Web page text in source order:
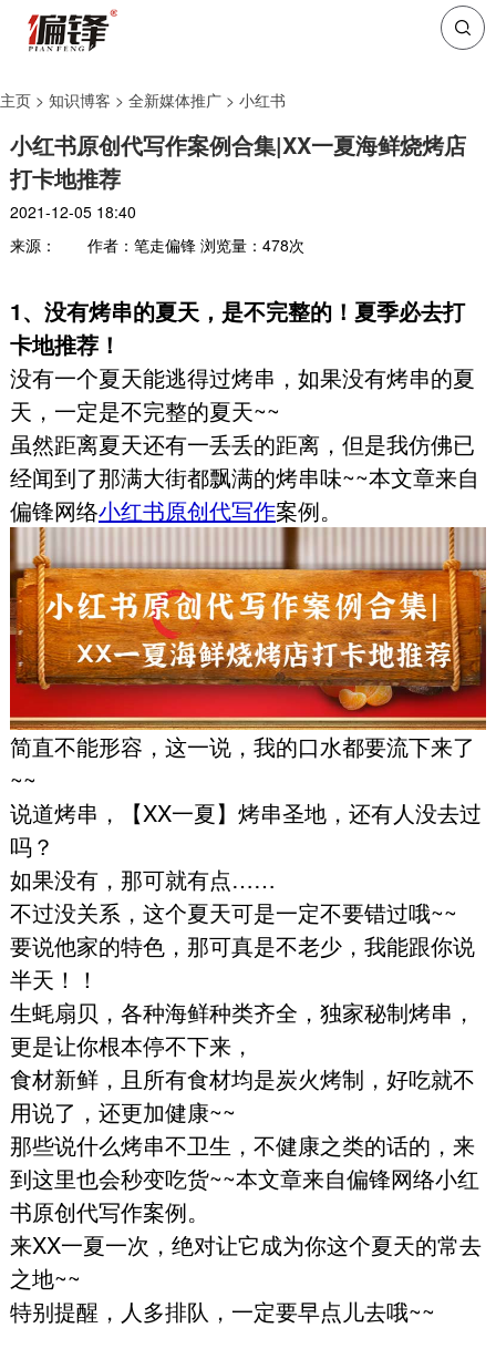
主页 > 知识博客 > 全新媒体推广 > 小红书
小红书原创代写作案例合集|XX一夏海鲜烧烤店
打卡地推荐
2021-12-05 18:40
来源：
作者：笔走偏锋 浏览量： 478次
1、没有烤串的夏天，是不完整的！夏季必去打
卡地推荐！
没有一个夏天能逃得过烤串，如果没有烤串的夏
天，一定是不完整的夏天~~
虽然距离夏天还有一丢丢的距离，但是我仿佛已
经闻到了那满大街都飘满的烤串味~~本文章来自
偏锋网络小红书原创代写作案例。
简直不能形容，这一说，我的口水都要流下来了
~~
说道烤串，【XX一夏】烤串圣地，还有人没去过
吗？
如果没有，那可就有点……
不过没关系，这个夏天可是一定不要错过哦~~
要说他家的特色，那可真是不老少，我能跟你说
半天！！
生蚝扇贝，各种海鲜种类齐全，独家秘制烤串，
更是让你根本停不下来，
食材新鲜，且所有食材均是炭火烤制，好吃就不
用说了，还更加健康~~
那些说什么烤串不卫生，不健康之类的话的，来
到这里也会秒变吃货~~本文章来自偏锋网络小红
书原创代写作案例。
来XX一夏一次，绝对让它成为你这个夏天的常去
之地~~
特别提醒，人多排队，一定要早点儿去哦~~